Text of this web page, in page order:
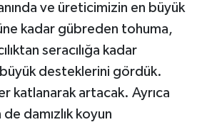
ve üreticimizin en büyük
kadar gübreden tohuma,
seracılığa kadar
desteklerini gördük.
katlanarak artacak. Ayrıca
damızlık koyun